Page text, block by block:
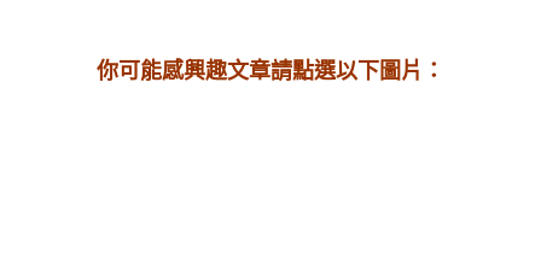
你可能感興趣文章請點選以下圖片：